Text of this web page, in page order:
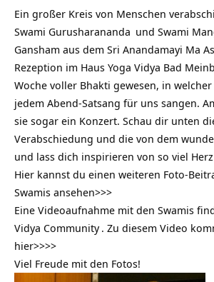
Ein großer Kreis von Menschen
Swami Gurusharananda und Swami
Gansham aus dem Sri Anandamayi Ma
Rezeption im Haus Yoga Vidya Bad
Woche voller Bhakti gewesen, in
jedem Abend-Satsang für uns sangen.
sie sogar ein Konzert. Schau dir unten
Verabschiedung und die von dem
und lass dich inspirieren von so viel
Hier kannst du einen weiteren Foto-
Swamis ansehen>>>
Eine Videoaufnahme mit den Swamis
Vidya Community . Zu diesem Video
hier>>>>
Viel Freude mit den Fotos!